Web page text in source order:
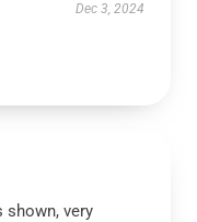
Dec 3, 2024
shown, very